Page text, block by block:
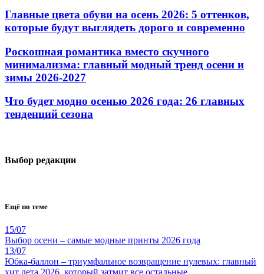
Главные цвета обуви на осень 2026: 5 оттенков,
которые будут выглядеть дорого и современно
Роскошная романтика вместо скучного
минимализма: главный модный тренд осени и
зимы 2026-2027
Что будет модно осенью 2026 года: 26 главных
тенденций сезона
Выбор редакции
Ещё по теме
15/07
Выбор осени – самые модные принты 2026 года
13/07
Юбка-баллон – триумфальное возвращение нулевых: главный
хит лета 2026, который затмит все остальные